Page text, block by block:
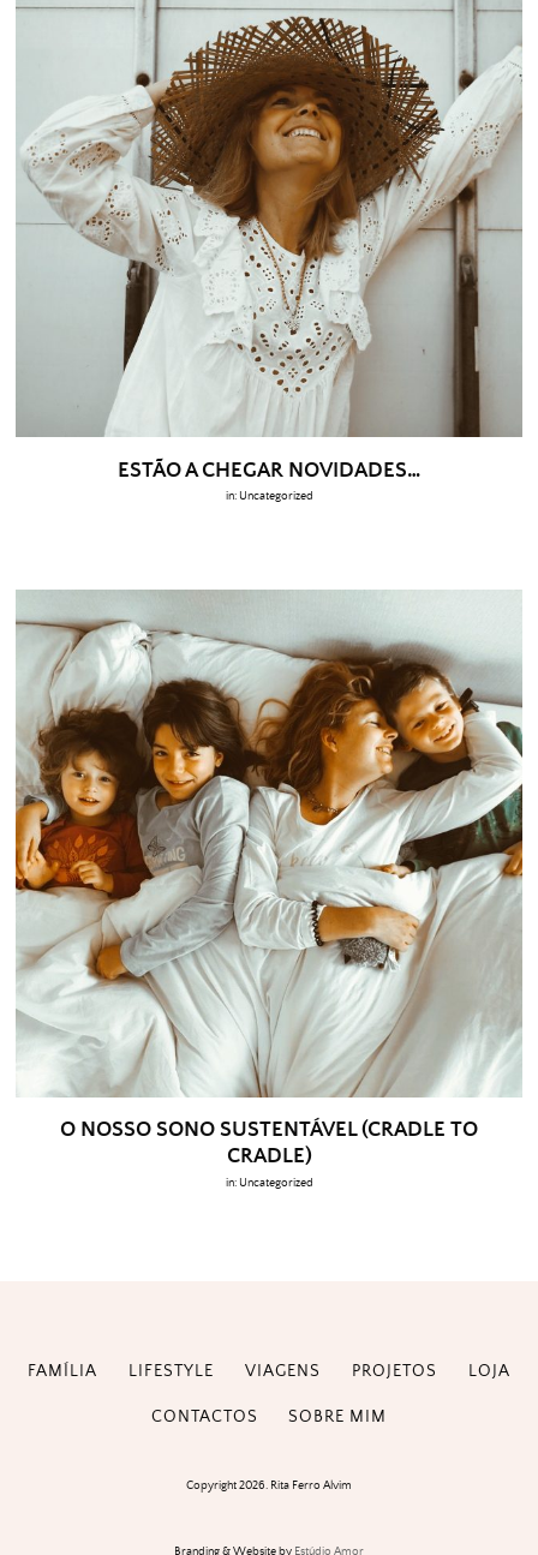
ESTÃO A CHEGAR NOVIDADES…
in: Uncategorized
O NOSSO SONO SUSTENTÁVEL (CRADLE TO
CRADLE)
in: Uncategorized
FAMÍLIA LIFESTYLE VIAGENS PROJETOS LOJA
CONTACTOS SOBRE MIM
Copyright 2026. Rita Ferro Alvim
Branding & Website by Estúdio Amor